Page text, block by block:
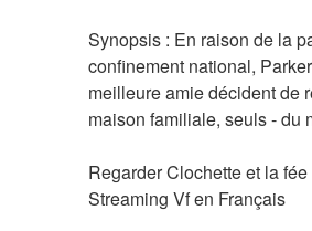
Synopsis : En raison de la
confinement national,
meilleure amie décident de
maison familiale, seuls - du
Regarder Clochette et la
Streaming Vf en Français